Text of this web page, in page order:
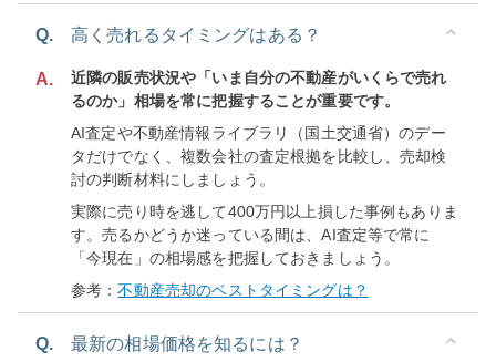
Q. 高く売れるタイミングはある？
A.
近隣の販売状況や「いま自分の不動産がいくらで売れ
るのか」相場を常に把握することが重要です。
AI査定や不動産情報ライブラリ（国土交通省）のデー
タだけでなく、複数会社の査定根拠を比較し、売却検
討の判断材料にしましょう。
実際に売り時を逃して400万円以上損した事例もありま
す。売るかどうか迷っている間は、AI査定等で常に
「今現在」の相場感を把握しておきましょう。
参考：不動産売却のベストタイミングは？
Q. 最新の相場価格を知るには？